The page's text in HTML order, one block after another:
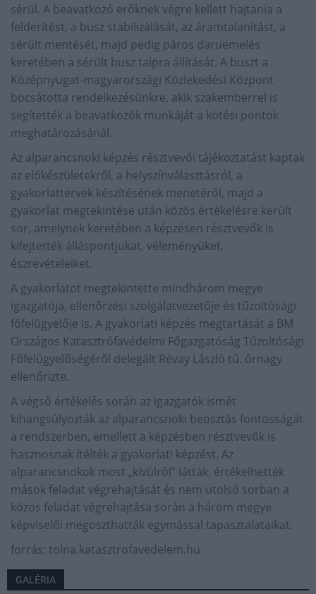
sérül. A beavatkozó erőknek végre kellett hajtania a
felderítést, a busz stabilizálását, az áramtalanítást, a
sérült mentését, majd pedig páros daruemelés
keretében a sérült busz talpra állítását. A buszt a
Középnyugat-magyarországi Közlekedési Központ
bocsátotta rendelkezésünkre, akik szakemberrel is
segítették a beavatkozók munkáját a kötési pontok
meghatározásánál.
Az alparancsnoki képzés résztvevői tájékoztatást kaptak
az előkészületekről, a helyszínválasztásról, a
gyakorlattervek készítésének menetéről, majd a
gyakorlat megtekintése után közös értékelésre került
sor, amelynek keretében a képzésen résztvevők is
kifejtették álláspontjukat, véleményüket,
észrevételeiket.
A gyakorlatot megtekintette mindhárom megye
igazgatója, ellenőrzési szolgálatvezetője és tűzoltósági
főfelügyelője is. A gyakorlati képzés megtartását a BM
Országos Katasztrófavédelmi Főgazgatóság Tűzoltósági
Főfelügyelőségéről delegált Révay László tű. őrnagy
ellenőrizte.
A végső értékelés során az igazgatók ismét
kihangsúlyozták az alparancsnoki beosztás fontosságát
a rendszerben, emellett a képzésben résztvevők is
hasznosnak ítélték a gyakorlati képzést. Az
alparancsnokok most „kívülről” látták, értékelhették
mások feladat végrehajtását és nem utolsó sorban a
közös feladat végrehajtása során a három megye
képviselői megoszthatták egymással tapasztalataikat.
forrás: tolna.katasztrofavedelem.hu
GALÉRIA